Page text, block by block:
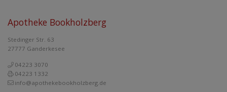
Apotheke Bookholzberg
Stedinger Str. 63
27777 Ganderkesee
04223 3070
04223 1332
info@apothekebookholzberg.de